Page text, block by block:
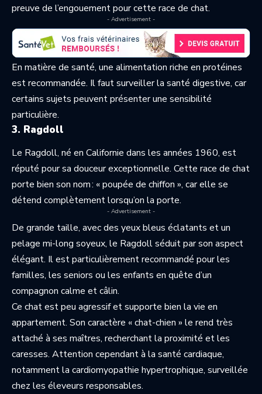
preuve de l’engouement pour cette race de chat.
- Advertisement -
En matière de santé, une alimentation riche en protéines
est recommandée. Il faut surveiller la santé digestive, car
certains sujets peuvent présenter une sensibilité
particulière.
3. Ragdoll
Le Ragdoll, né en Californie dans les années 1960, est
réputé pour sa douceur exceptionnelle. Cette race de chat
porte bien son nom : « poupée de chiffon », car elle se
détend complètement lorsqu’on la porte.
- Advertisement -
De grande taille, avec des yeux bleus éclatants et un
pelage mi-long soyeux, le Ragdoll séduit par son aspect
élégant. Il est particulièrement recommandé pour les
familles, les seniors ou les enfants en quête d’un
compagnon calme et câlin.
Ce chat est peu agressif et supporte bien la vie en
appartement. Son caractère « chat-chien » le rend très
attaché à ses maîtres, recherchant la proximité et les
caresses. Attention cependant à la santé cardiaque,
notamment la cardiomyopathie hypertrophique, surveillée
chez les éleveurs responsables.